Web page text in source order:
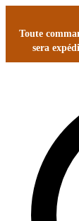
Toute
sera